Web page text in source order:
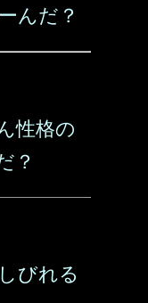
んだ？
性格の
？
びれる